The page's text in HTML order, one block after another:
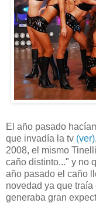
El año pasado
que invadía la tv (ver)
2008, el mismo
caño distinto..." y no
año pasado el caño
novedad ya que
generaba gran